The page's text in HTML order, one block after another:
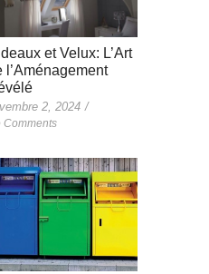
et Velux: L’Art
l’Aménagement
2, 2024 /
Comments